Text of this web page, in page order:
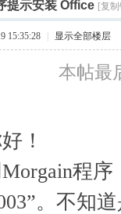
索
›提示安装 Office [复
15:35:28 显示全部楼层
本帖最
！
程序
。不知